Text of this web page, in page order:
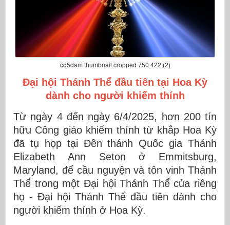
cq5dam thumbnail cropped 750 422 (2)
Đại hội Thánh Thể đầu tiên tại Hoa Kỳ
dành cho người khiếm thính
Từ ngày 4 đến ngày 6/4/2025, hơn 200 tín
hữu Công giáo khiếm thính từ khắp Hoa Kỳ
đã tụ họp tại Đền thánh Quốc gia Thánh
Elizabeth Ann Seton ở Emmitsburg,
Maryland, để cầu nguyện và tôn vinh Thánh
Thể trong một Đại hội Thánh Thể của riêng
họ - Đại hội Thánh Thể đầu tiên dành cho
người khiếm thính ở Hoa Kỳ.